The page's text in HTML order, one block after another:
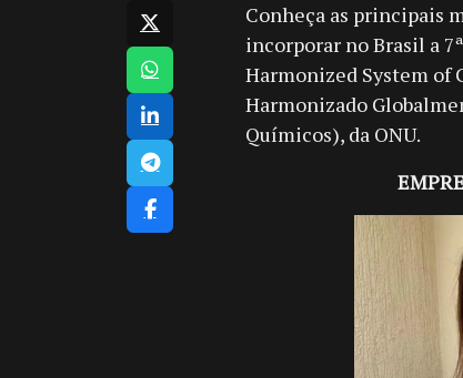
Conheça as principais
incorporar no Brasil a
Harmonized System of
Harmonizado
Químicos), da ONU.